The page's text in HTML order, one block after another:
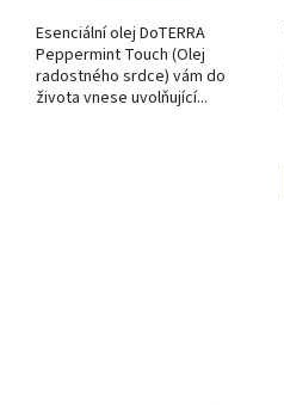
Esenciální olej DoTERRA
Peppermint Touch (Olej
radostného srdce) vám do
života vnese uvolňující...